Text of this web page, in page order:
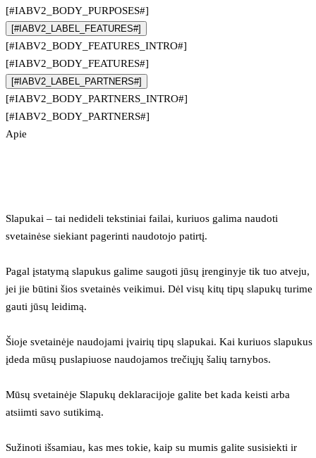
[#IABV2_BODY_PURPOSES#]
[#IABV2_LABEL_FEATURES#]
[#IABV2_BODY_FEATURES_INTRO#]
[#IABV2_BODY_FEATURES#]
[#IABV2_LABEL_PARTNERS#]
[#IABV2_BODY_PARTNERS_INTRO#]
[#IABV2_BODY_PARTNERS#]
Apie
Slapukai – tai nedideli tekstiniai failai, kuriuos galima naudoti
svetainėse siekiant pagerinti naudotojo patirtį.
Pagal įstatymą slapukus galime saugoti jūsų įrenginyje tik tuo atveju,
jei jie būtini šios svetainės veikimui. Dėl visų kitų tipų slapukų turime
gauti jūsų leidimą.
Šioje svetainėje naudojami įvairių tipų slapukai. Kai kuriuos slapukus
įdeda mūsų puslapiuose naudojamos trečiųjų šalių tarnybos.
Mūsų svetainėje Slapukų deklaracijoje galite bet kada keisti arba
atsiimti savo sutikimą.
Sužinoti išsamiau, kas mes tokie, kaip su mumis galite susisiekti ir